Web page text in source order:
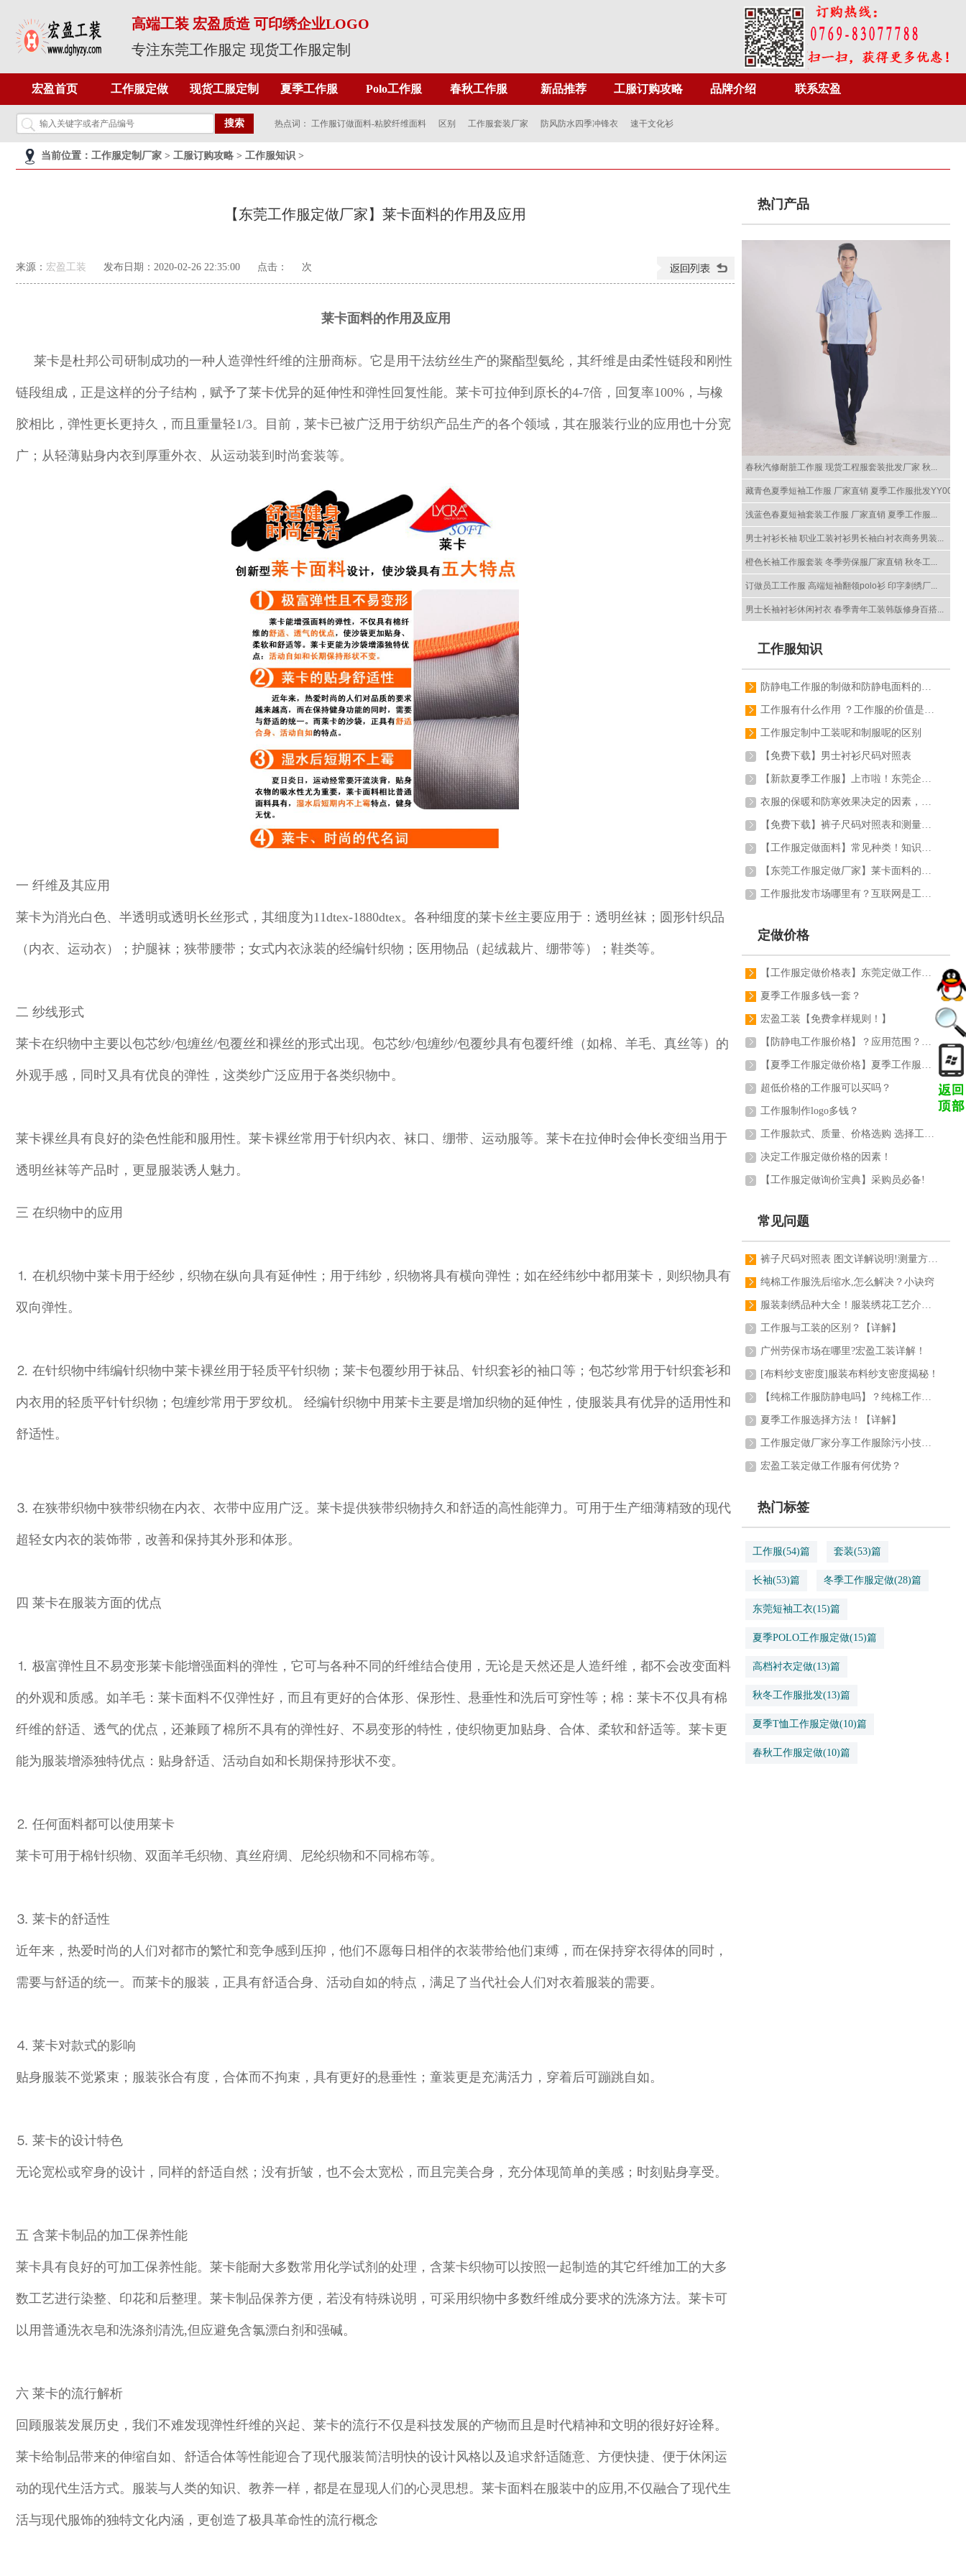
高端工装 宏盈质造 可印绣企业LOGO
专注东莞工作服定 现货工作服定制
宏盈首页 工作服定做 现货工服定制 夏季工作服 Polo工作服 春秋工作服 新品推荐 工服订购攻略 品牌介绍 联系宏盈
搜索 热点词： 工作服订做面料-粘胶纤维面料 区别 工作服套装厂家 防风防水四季冲锋衣 速干文化衫
当前位置 ： 工作服定制厂家 > 工服订购攻略 > 工作服知识 >
【东莞工作服定做厂家】莱卡面料的作用及应用
来源： 宏盈工装 发布日期：2020-02-26 22:35:00 点击： 次
莱卡面料的作用及应用
莱卡是杜邦公司研制成功的一种人造弹性纤维的注册商标。它是用干法纺丝生产的聚酯型氨纶，其纤维是由柔性链段和刚性
链段组成，正是这样的分子结构，赋予了莱卡优异的延伸性和弹性回复性能。莱卡可拉伸到原长的4-7倍，回复率100%，与橡
胶相比，弹性更长更持久，而且重量轻1/3。目前，莱卡已被广泛用于纺织产品生产的各个领域，其在服装行业的应用也十分宽
广；从轻薄贴身内衣到厚重外衣、从运动装到时尚套装等。
一 纤维及其应用
莱卡为消光白色、半透明或透明长丝形式，其细度为11dtex-1880dtex。各种细度的莱卡丝主要应用于：透明丝袜；圆形针织品
（内衣、运动衣）；护腿袜；狭带腰带；女式内衣泳装的经编针织物；医用物品（起绒裁片、绷带等）；鞋类等。
二 纱线形式
莱卡在织物中主要以包芯纱/包缠丝/包覆丝和裸丝的形式出现。包芯纱/包缠纱/包覆纱具有包覆纤维（如棉、羊毛、真丝等）的
外观手感，同时又具有优良的弹性，这类纱广泛应用于各类织物中。
莱卡裸丝具有良好的染色性能和服用性。莱卡裸丝常用于针织内衣、袜口、绷带、运动服等。莱卡在拉伸时会伸长变细当用于
透明丝袜等产品时，更显服装诱人魅力。
三 在织物中的应用
⒈ 在机织物中莱卡用于经纱，织物在纵向具有延伸性；用于纬纱，织物将具有横向弹性；如在经纬纱中都用莱卡，则织物具有
双向弹性。
⒉ 在针织物中纬编针织物中莱卡裸丝用于轻质平针织物；莱卡包覆纱用于袜品、针织套衫的袖口等；包芯纱常用于针织套衫和
内衣用的轻质平针针织物；包缠纱常用于罗纹机。 经编针织物中用莱卡主要是增加织物的延伸性，使服装具有优异的适用性和
舒适性。
⒊ 在狭带织物中狭带织物在内衣、衣带中应用广泛。莱卡提供狭带织物持久和舒适的高性能弹力。可用于生产细薄精致的现代
超轻女内衣的装饰带，改善和保持其外形和体形。
四 莱卡在服装方面的优点
⒈ 极富弹性且不易变形莱卡能增强面料的弹性，它可与各种不同的纤维结合使用，无论是天然还是人造纤维，都不会改变面料
的外观和质感。如羊毛：莱卡面料不仅弹性好，而且有更好的合体形、保形性、悬垂性和洗后可穿性等；棉：莱卡不仅具有棉
纤维的舒适、透气的优点，还兼顾了棉所不具有的弹性好、不易变形的特性，使织物更加贴身、合体、柔软和舒适等。莱卡更
能为服装增添独特优点：贴身舒适、活动自如和长期保持形状不变。
⒉ 任何面料都可以使用莱卡
莱卡可用于棉针织物、双面羊毛织物、真丝府绸、尼纶织物和不同棉布等。
⒊ 莱卡的舒适性
近年来，热爱时尚的人们对都市的繁忙和竞争感到压抑，他们不愿每日相伴的衣装带给他们束缚，而在保持穿衣得体的同时，
需要与舒适的统一。而莱卡的服装，正具有舒适合身、活动自如的特点，满足了当代社会人们对衣着服装的需要。
⒋ 莱卡对款式的影响
贴身服装不觉紧束；服装张合有度，合体而不拘束，具有更好的悬垂性；童装更是充满活力，穿着后可蹦跳自如。
⒌ 莱卡的设计特色
无论宽松或窄身的设计，同样的舒适自然；没有折皱，也不会太宽松，而且完美合身，充分体现简单的美感；时刻贴身享受。
五 含莱卡制品的加工保养性能
莱卡具有良好的可加工保养性能。莱卡能耐大多数常用化学试剂的处理，含莱卡织物可以按照一起制造的其它纤维加工的大多
数工艺进行染整、印花和后整理。莱卡制品保养方便，若没有特殊说明，可采用织物中多数纤维成分要求的洗涤方法。莱卡可
以用普通洗衣皂和洗涤剂清洗,但应避免含氯漂白剂和强碱。
六 莱卡的流行解析
回顾服装发展历史，我们不难发现弹性纤维的兴起、莱卡的流行不仅是科技发展的产物而且是时代精神和文明的很好好诠释。
莱卡给制品带来的伸缩自如、舒适合体等性能迎合了现代服装简洁明快的设计风格以及追求舒适随意、方便快捷、便于休闲运
动的现代生活方式。服装与人类的知识、教养一样，都是在显现人们的心灵思想。莱卡面料在服装中的应用,不仅融合了现代生
活与现代服饰的独特文化内涵，更创造了极具革命性的流行概念
热门产品
春秋汽修耐脏工作服 现货工程服套装批发厂家 秋...
藏青色夏季短袖工作服 厂家直销 夏季工作服批发YY005
浅蓝色春夏短袖套装工作服 厂家直销 夏季工作服...
男士衬衫长袖 职业工装衬衫男长袖白衬衣商务男装...
橙色长袖工作服套装 冬季劳保服厂家直销 秋冬工...
订做员工工作服 高端短袖翻领polo衫 印字刺绣厂...
男士长袖衬衫休闲衬衣 春季青年工装韩版修身百搭...
工作服知识
防静电工作服的制做和防静电面料的特点
工作服有什么作用 ？工作服的价值是什么_？【图解】
工作服定制中工装呢和制服呢的区别
【免费下载】男士衬衫尺码对照表
【新款夏季工作服】上市啦！东莞企业工作服的首选
衣服的保暖和防寒效果决定的因素，你知道吗？
【免费下载】裤子尺码对照表和测量方法
【工作服定做面料】常见种类！知识大全【图片】
【东莞工作服定做厂家】莱卡面料的作用及应用
工作服批发市场哪里有？互联网是工作服采购的主战场！
定做价格
【工作服定做价格表】东莞定做工作服要多少钱一套？
夏季工作服多钱一套？
宏盈工装【免费拿样规则！】
【防静电工作服价格】？应用范围？功能特点？注意...
【夏季工作服定做价格】夏季工作服定做的价格是多...
超低价格的工作服可以买吗？
工作服制作logo多钱？
工作服款式、质量、价格选购 选择工作服生产厂家
决定工作服定做价格的因素！
【工作服定做询价宝典】采购员必备!
常见问题
裤子尺码对照表 图文详解说明!测量方法图解！
纯棉工作服洗后缩水,怎么解决？小诀窍
服装刺绣品种大全！服装绣花工艺介绍大全[图解]
工作服与工装的区别？【详解】
广州劳保市场在哪里?宏盈工装详解！
[布料纱支密度]服装布料纱支密度揭秘！
【纯棉工作服防静电吗】？纯棉工作服可以做防静电...
夏季工作服选择方法！【详解】
工作服定做厂家分享工作服除污小技巧！
宏盈工装定做工作服有何优势？
热门标签
工作服(54)篇 套装(53)篇
长袖(53)篇 冬季工作服定做(28)篇
东莞短袖工衣(15)篇
夏季POLO工作服定做(15)篇
高档衬衣定做(13)篇
秋冬工作服批发(13)篇
夏季T恤工作服定做(10)篇
春秋工作服定做(10)篇